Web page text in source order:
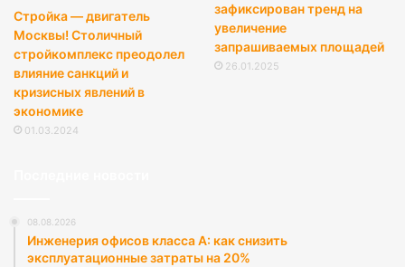
Стройка — двигатель
Москвы! Столичный
стройкомплекс преодолел
влияние санкций и
кризисных явлений в
экономике
01.03.2024
зафиксирован тренд на
увеличение
запрашиваемых площадей
26.01.2025
08.08.2026
Инженерия офисов класса А: как снизить
эксплуатационные затраты на 20%